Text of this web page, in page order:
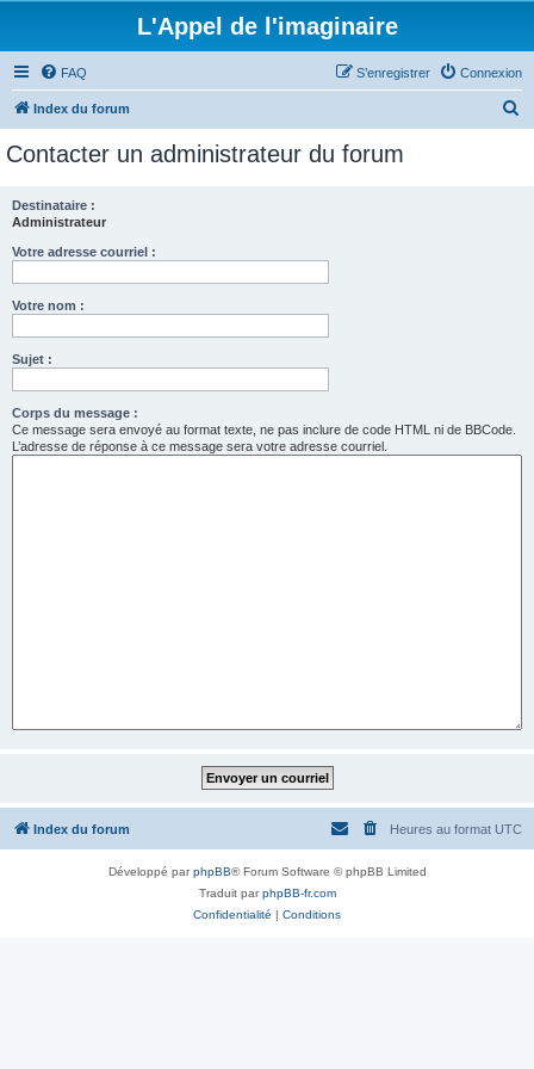
L'Appel de l'imaginaire
FAQ Connexion
S’enregistrer
Index du forum
Contacter un administrateur du forum
Destinataire :
Administrateur
Votre adresse courriel :
Votre nom :
Sujet :
Corps du message :
Ce message sera envoyé au format texte, ne pas inclure de code HTML ni de BBCode.
L’adresse de réponse à ce message sera votre adresse courriel.
Index du forum Heures au format UTC
Développé parphpBB® Forum Software © phpBB Limited
Traduit parphpBB-fr.com
Confidentialité | Conditions